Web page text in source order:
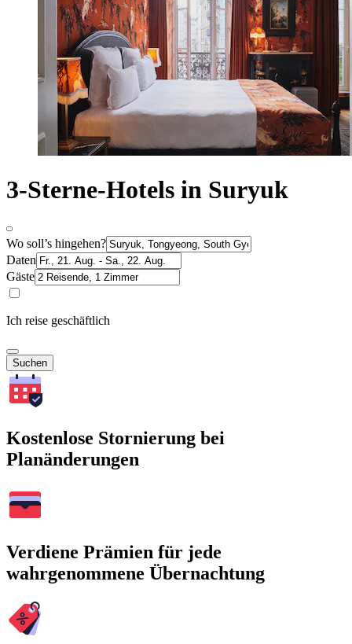
3-Sterne-Hotels in Suryuk
Wo soll’s hingehen?
Daten
Gäste
Ich reise geschäftlich
Suchen
Kostenlose Stornierung bei
Planänderungen
Verdiene Prämien für jede
wahrgenommene Übernachtung